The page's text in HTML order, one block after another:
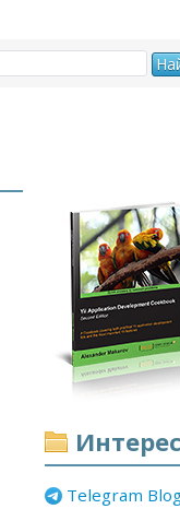
Telegram